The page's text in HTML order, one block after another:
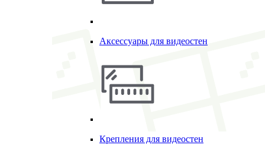
Аксессуары для видеостен
Крепления для видеостен